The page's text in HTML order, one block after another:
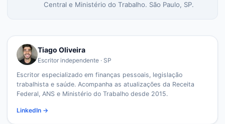
Central e Ministério do Trabalho. São Paulo, SP.
Tiago Oliveira
Escritor independente · SP
Escritor especializado em finanças pessoais, legislação
trabalhista e saúde. Acompanha as atualizações da Receita
Federal, ANS e Ministério do Trabalho desde 2015.
LinkedIn →